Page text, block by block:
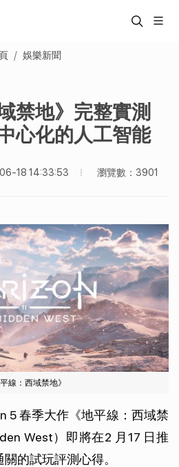
娛樂新聞
禁地》完整實測
心化的人工智能
18 14:33:53 瀏覽數：3901
平線：西域禁地》
5 春季大作《地平線：西域禁
West）即將在2 月17 日推
的試玩評測心得。